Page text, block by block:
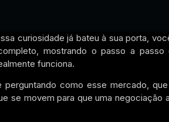
curiosidade já bateu à sua porta,
mostrando o passo a passo
funciona.
como esse mercado,
se movem para que uma